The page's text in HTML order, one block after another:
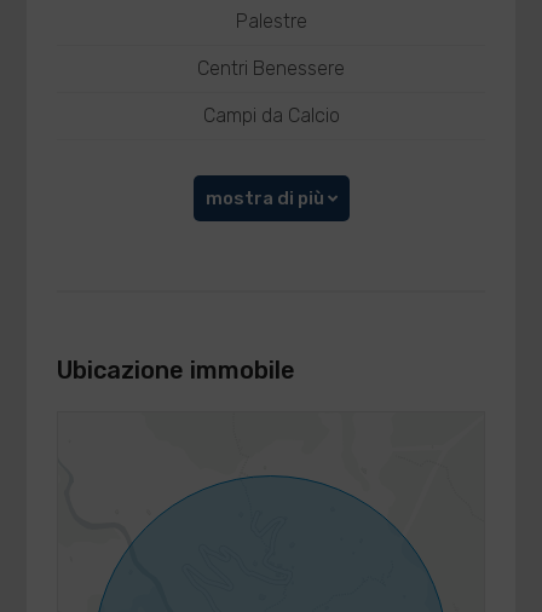
Palestre
Centri Benessere
Campi da Calcio
mostra di più
Ubicazione immobile